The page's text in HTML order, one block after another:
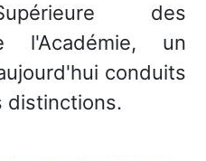
des
l'Académie, un
conduits
distinctions.